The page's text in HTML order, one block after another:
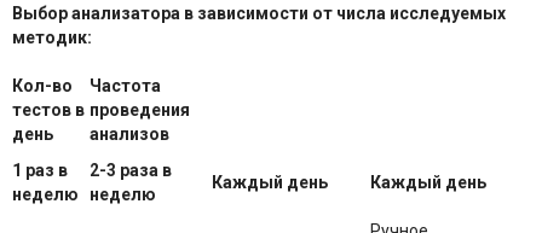
Выбор анализатора в зависимости от числа исследуемых
методик:
Кол-во
тестов в
день
Частота
проведения
анализов
1 раз в
неделю
2-3 раза в
неделю
Каждый день Каждый день